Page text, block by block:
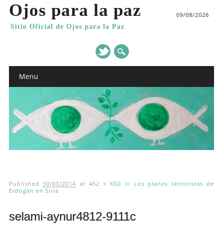
Ojos para la paz
Sitio Oficial de Ojos para la Paz
09/08/2026
Main menu
Menu
Published 30/03/2014 at 452 × 650 in Los planes terroristas de
Erdogan en Siria
selami-aynur4812-9111c